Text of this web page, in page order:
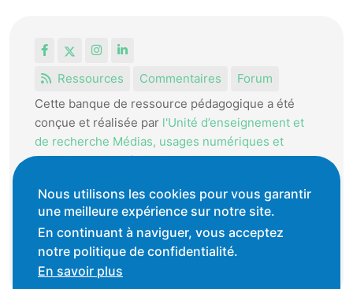
FacebookInstagram
LinkedIn
Ressources
Commentaires
Forum
Cette banque de ressource pédagogique a été
conçue et réalisée par l'Unité d’enseignement et
de recherche Médias, usages numériques et
didactique de l’Informatique.
La HEP-VD met cet outil à disposition des
enseignantes et enseignants vaudois pour
favoriser l'échange de ressources pédagogiques.
Conditions générales d'utilisation
Nous utilisons les cookies pour vous garantir
une meilleure expérience sur notre site.
En continuant à naviguer, vous acceptez
notre politique de confidentialité.
En savoir plus